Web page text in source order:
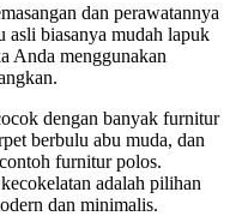
dan perawatannya
asli biasanya mudah lapuk
Anda menggunakan
dengan banyak furnitur
berbulu abu muda, dan
furnitur polos.
adalah pilihan
dan minimalis.